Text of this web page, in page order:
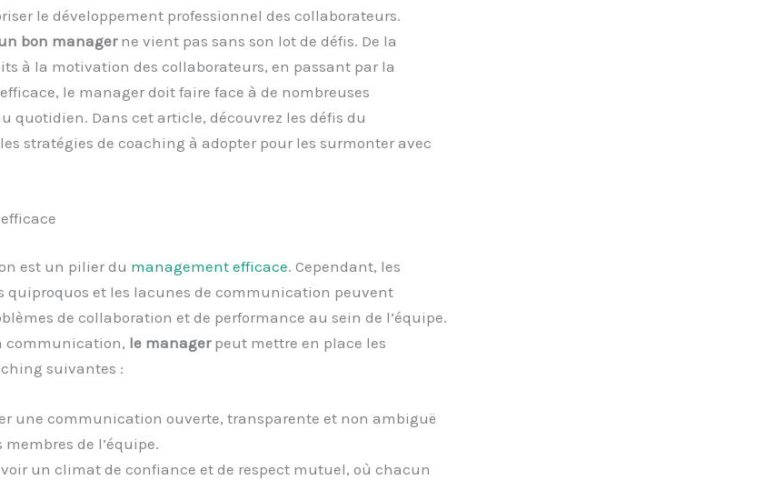
le développement professionnel des collaborateurs.
bon managerne vient pas sans son lot de défis. De la
à la motivation des collaborateurs, en passant par la
le manager doit faire face à de nombreuses
quotidien. Dans cet article, découvrez les défis du
stratégies de coaching à adopter pour les surmonter avec
est un pilier du management efficace. Cependant, les
quiproquos et les lacunes de communication peuvent
de collaboration et de performance au sein de l’équipe.
communication, le managerpeut mettre en place les
suivantes :
une communication ouverte, transparente et non ambiguë
membres de l’équipe.
un climat de confiance et de respect mutuel, où chacun